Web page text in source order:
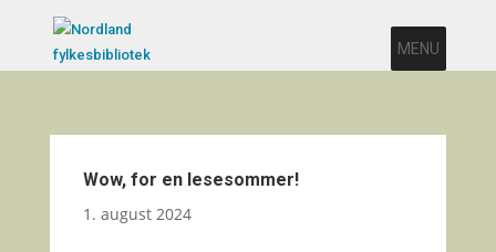
MENU
Wow, for en lesesommer!
1. august 2024